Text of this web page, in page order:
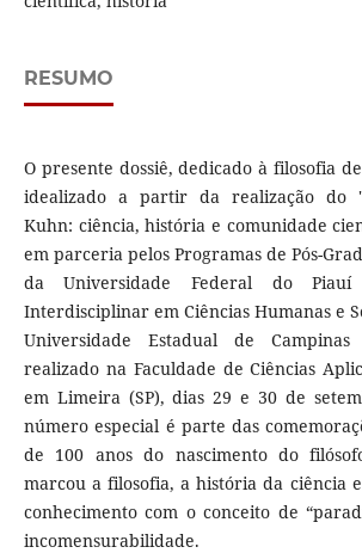
RESUMO
O presente dossiê, dedicado à filosofia
idealizado a partir da realização do
Kuhn: ciência, história e comunidade
em parceria pelos Programas de Pós-
da Universidade Federal do Piauí
Interdisciplinar em Ciências Humanas e
Universidade Estadual de Campinas
realizado na Faculdade de Ciências
em Limeira (SP), dias 29 e 30 de
número especial é parte das
de 100 anos do nascimento do
marcou a filosofia, a história da ciência
conhecimento com o conceito de
incomensurabilidade.